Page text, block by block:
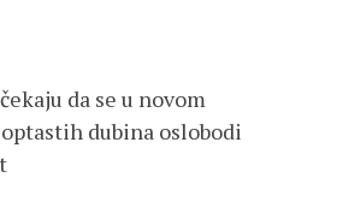
da se u novom
dubina oslobodi